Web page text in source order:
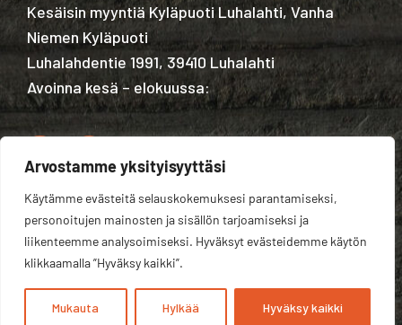
Arvostamme yksityisyyttäsi
Käytämme evästeitä selauskokemuksesi parantamiseksi,
personoitujen mainosten ja sisällön tarjoamiseksi ja
liikenteemme analysoimiseksi. Hyväksyt evästeidemme käytön
klikkaamalla ”Hyväksy kaikki”.
Mukauta Hylkää Hyväksy kaikki
Kesäisin myyntiä Kyläpuoti Luhalahti, Vanha
Niemen Kyläpuoti
Luhalahdentie 1991, 39410 Luhalahti
Avoinna kesä – elokuussa:
Tietosuojaseloste
Kotisivut yritykselle:Velhovisio